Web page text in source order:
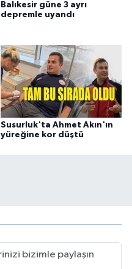
Balıkesir güne 3 ayrı
depremle uyandı
Susurluk'ta Ahmet Akın'ın
yüreğine kor düştü